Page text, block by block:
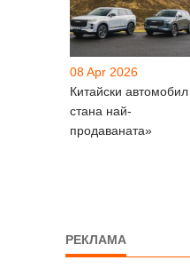
08 Apr 2026
Китайски автомобил
стана най-
продаваната»
РЕКЛАМА